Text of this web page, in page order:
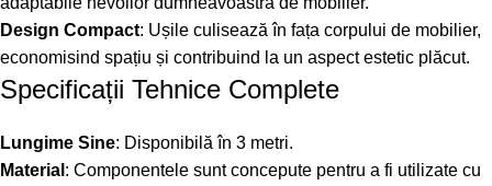
Design Compact: Ușile culisează în fața corpului de mobilier,
economisind spațiu și contribuind la un aspect estetic plăcut.
Specificații Tehnice Complete
Lungime Sine: Disponibilă în 3 metri.
Material : Componentele sunt concepute pentru a fi utilizate cu